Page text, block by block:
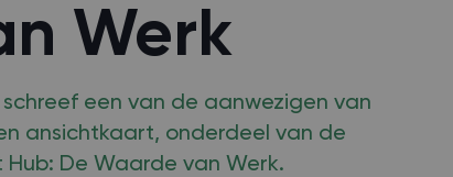
Werk
een van de aanwezigen van
ansichtkaart, onderdeel van de
De Waarde van Werk.